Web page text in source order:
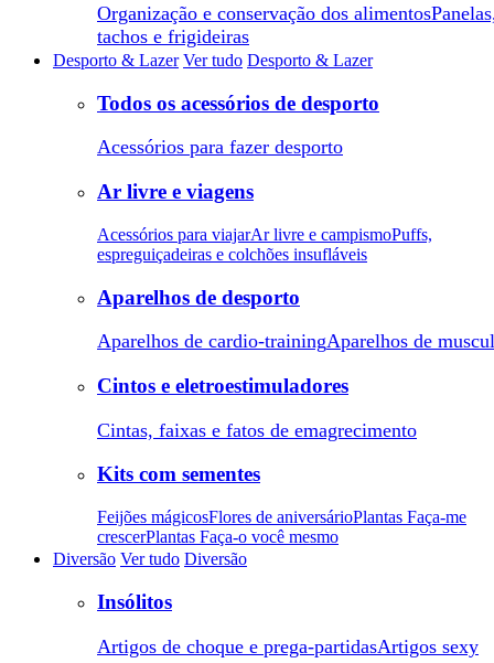
Organização e conservação dos alimentos
tachos e frigideiras
Desporto & Lazer Ver tudo Desporto & Lazer
Todos os acessórios de desporto
Acessórios para fazer desporto
Ar livre e viagens
Acessórios para viajarAr livre e campismoPuffs,
espreguiçadeiras e colchões insufláveis
Aparelhos de desporto
Aparelhos de cardio-trainingAparelhos de
Cintos e eletroestimuladores
Cintas, faixas e fatos de emagrecimento
Kits com sementes
Feijões mágicosFlores de aniversárioPlantas Faça-me
crescerPlantas Faça-o você mesmo
Diversão Ver tudo Diversão
Insólitos
Artigos de choque e prega-partidasArtigos sexy